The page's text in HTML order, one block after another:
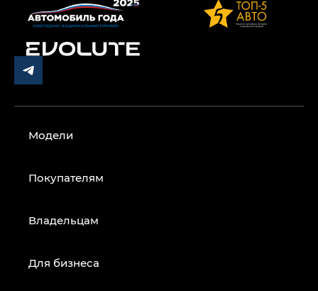
Модели
Покупателям
Владельцам
Для бизнеса